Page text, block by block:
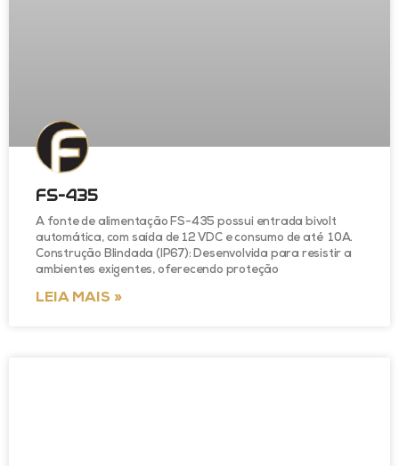
FS-435
A fonte de alimentação FS-435 possui entrada bivolt
automática, com saída de 12 VDC e consumo de até 10A.
Construção Blindada (IP67): Desenvolvida para resistir a
ambientes exigentes, oferecendo proteção
LEIA MAIS »